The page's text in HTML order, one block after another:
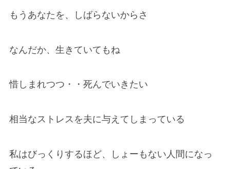
もうあなたを、しばらないからさ
なんだか、生きていてもね
惜しまれつつ・・死んでいきたい
相当なストレスを夫に与えてしまっている
私はびっくりするほど、しょーもない人間になっ